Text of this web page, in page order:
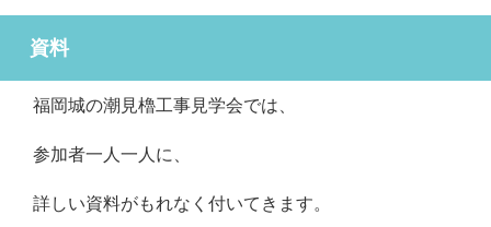
資料
福岡城の潮見櫓工事見学会では、
参加者一人一人に、
詳しい資料がもれなく付いてきます。